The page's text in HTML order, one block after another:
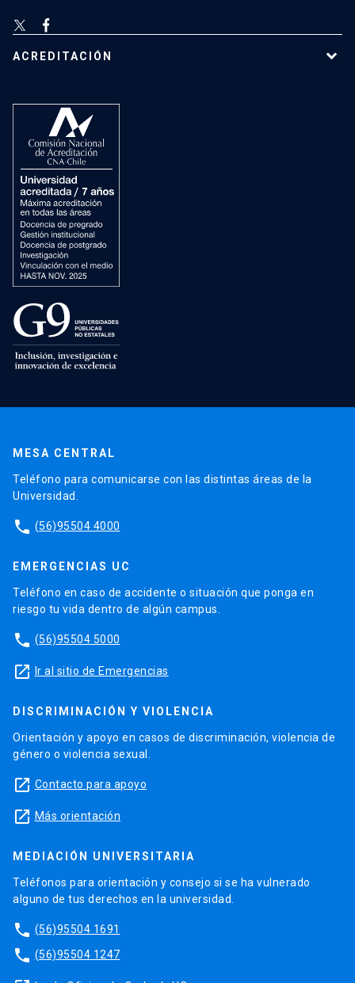
ACREDITACIÓN
MESA CENTRAL
Teléfono para comunicarse con las distintas áreas de la
Universidad.
phone (56)95504 4000
EMERGENCIAS UC
Teléfono en caso de accidente o situación que ponga en
riesgo tu vida dentro de algún campus.
phone (56)95504 5000
launch Ir al sitio de Emergencias
DISCRIMINACIÓN Y VIOLENCIA
Orientación y apoyo en casos de discriminación, violencia de
género o violencia sexual.
launch Contacto para apoyo
launch Más orientación
MEDIACIÓN UNIVERSITARIA
Teléfonos para orientación y consejo si se ha vulnerado
alguno de tus derechos en la universidad.
phone (56)95504 1691
phone (56)95504 1247